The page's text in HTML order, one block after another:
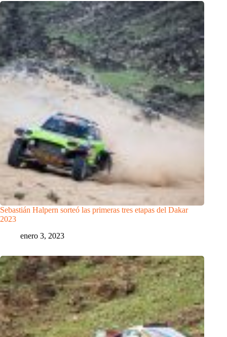
Sebastián Halpern sorteó las primeras tres etapas del Dakar
2023
enero 3, 2023